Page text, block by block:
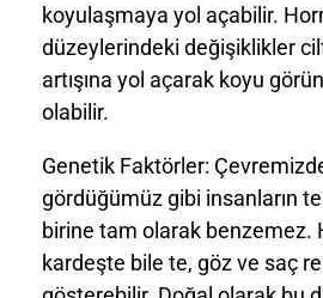
koyulaşmaya yol açabilir.
düzeylerindeki değişiklikler
artışına yol açarak koyu
olabilir.
Genetik Faktörler:
gördüğümüz gibi insanların
birine tam olarak benzemez.
kardeşte bile te, göz ve saç